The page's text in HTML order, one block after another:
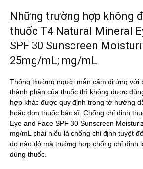
Những trường hợp không
thuốc T4 Natural Mineral
SPF 30 Sunscreen
25mg/mL; mg/mL
Thông thường người mẫn cảm dị ứng với
thành phần của thuốc thì không được
hợp khác được quy định trong tờ hướng
hoặc đơn thuốc bác sĩ. Chống chỉ định
Eye and Face SPF 30 Sunscreen
mg/mL phải hiểu là chống chỉ định tuyệt
do nào đó mà trường hợp chống chỉ định
dùng thuốc.